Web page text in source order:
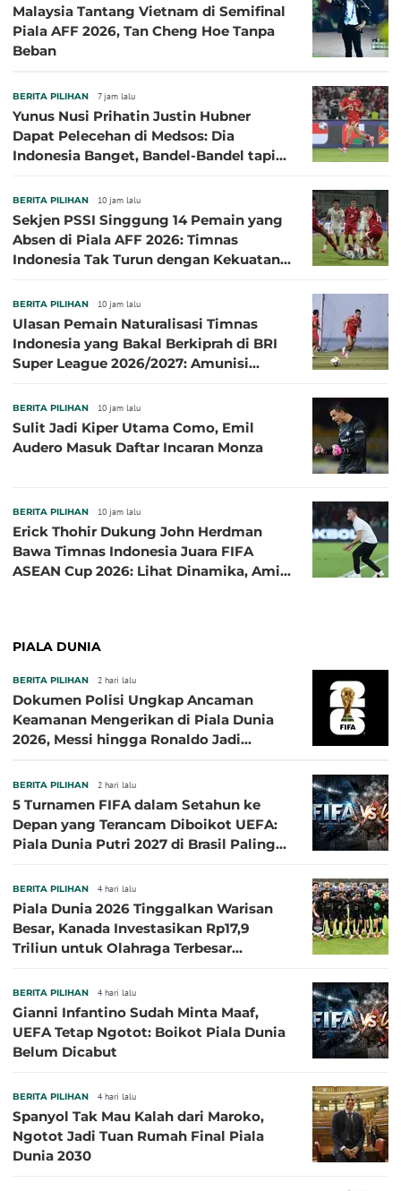
Malaysia Tantang Vietnam di Semifinal
Piala AFF 2026, Tan Cheng Hoe Tanpa
Beban
BERITA PILIHAN 7 jam lalu
Yunus Nusi Prihatin Justin Hubner
Dapat Pelecehan di Medsos: Dia
Indonesia Banget, Bandel-Bandel tapi
BERITA PILIHAN 10 jam lalu
Sekjen PSSI Singgung 14 Pemain yang
Absen di Piala AFF 2026: Timnas
Indonesia Tak Turun dengan Kekuatan
BERITA PILIHAN 10 jam lalu
Ulasan Pemain Naturalisasi Timnas
Indonesia yang Bakal Berkiprah di BRI
Super League 2026/2027: Amunisi
BERITA PILIHAN 10 jam lalu
Sulit Jadi Kiper Utama Como, Emil
Audero Masuk Daftar Incaran Monza
BERITA PILIHAN 10 jam lalu
Erick Thohir Dukung John Herdman
Bawa Timnas Indonesia Juara FIFA
ASEAN Cup 2026: Lihat Dinamika, Amit-
PIALA DUNIA
BERITA PILIHAN 2 hari lalu
Dokumen Polisi Ungkap Ancaman
Keamanan Mengerikan di Piala Dunia
2026, Messi hingga Ronaldo Jadi
BERITA PILIHAN 2 hari lalu
5 Turnamen FIFA dalam Setahun ke
Depan yang Terancam Diboikot UEFA:
Piala Dunia Putri 2027 di Brasil Paling
BERITA PILIHAN 4 hari lalu
Piala Dunia 2026 Tinggalkan Warisan
Besar, Kanada Investasikan Rp17,9
Triliun untuk Olahraga Terbesar
BERITA PILIHAN 4 hari lalu
Gianni Infantino Sudah Minta Maaf,
UEFA Tetap Ngotot: Boikot Piala Dunia
Belum Dicabut
BERITA PILIHAN 4 hari lalu
Spanyol Tak Mau Kalah dari Maroko,
Ngotot Jadi Tuan Rumah Final Piala
Dunia 2030